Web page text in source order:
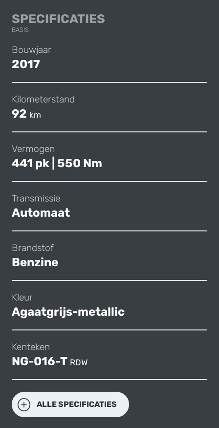
SPECIFICATIES
BASIS
Bouwjaar
2017
Kilometerstand
92 km
Vermogen
441 pk | 550 Nm
Transmissie
Automaat
Brandstof
Benzine
Kleur
Agaatgrijs-metallic
Kenteken
NG-016-T RDW
ALLE SPECIFICATIES